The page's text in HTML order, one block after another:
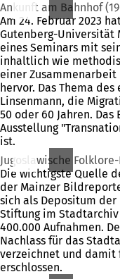
Ankunft am Bahnhof
Am 24. Februar 2023
Gutenberg-Universität
eines Seminars mit
inhaltlich wie
einer
hervor. Das Thema des
Linsenmann, die
50 oder 60 Jahren.
Ausstellung
ist.
Jugoslawische
Die wichtigste Quelle
der Mainzer
sich als Depositum
Stiftung im Stadtarchiv
400.000 Aufnahmen.
Nachlass für das
verzeichnet und damit
erschlossen.